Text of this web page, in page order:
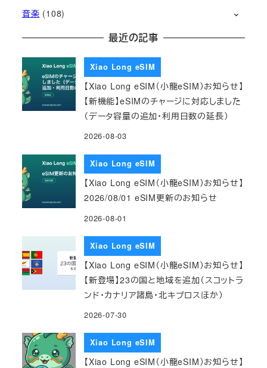
音楽 (108)
最近の記事
Xiao Long eSIM
【Xiao Long eSIM（小龍eSIM）お知らせ】
【新機能】eSIMのチャージに対応しました
（データ容量の追加・利用日数の延長）
2026-08-03
Xiao Long eSIM
【Xiao Long eSIM（小龍eSIM）お知らせ】
2026/08/01 eSIM更新のお知らせ
2026-08-01
Xiao Long eSIM
【Xiao Long eSIM（小龍eSIM）お知らせ】
【新登場】23の国と地域を追加（スコットラ
ンド・カナリア諸島・北キプロスほか）
2026-07-30
Xiao Long eSIM
【Xiao Long eSIM（小龍eSIM）お知らせ】